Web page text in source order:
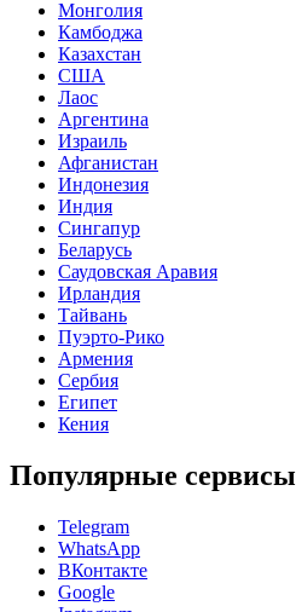
Монголия
Камбоджа
Казахстан
США
Лаос
Аргентина
Израиль
Афганистан
Индонезия
Индия
Сингапур
Беларусь
Саудовская Аравия
Ирландия
Тайвань
Пуэрто-Рико
Армения
Сербия
Египет
Кения
Популярные сервисы
Telegram
WhatsApp
ВКонтакте
Google